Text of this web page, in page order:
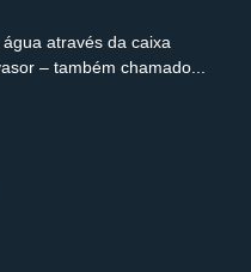
através da caixa
– também chamado...